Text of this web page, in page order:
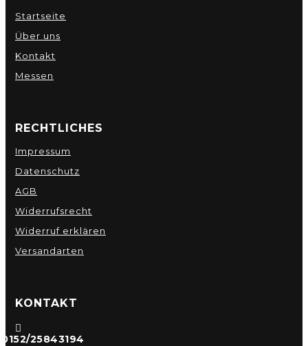
Startseite
Über uns
Kontakt
Messen
RECHTLICHES
Impressum
Datenschutz
AGB
Widerrufsrecht
Widerruf erklären
Versandarten
KONTAKT

0152/25843194